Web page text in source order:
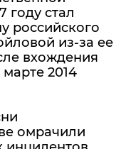
году стал
российского
из-за ее
вхождения
2014
омрачили